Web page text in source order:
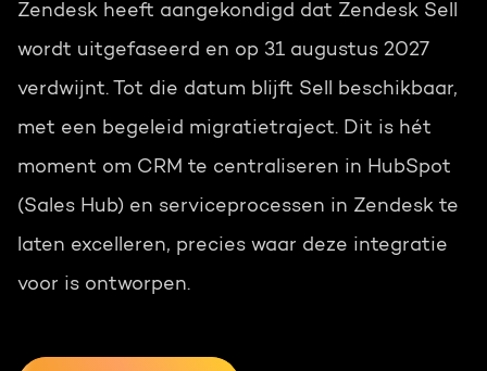
Zendesk heeft aangekondigd dat Zendesk Sell
wordt uitgefaseerd en op 31 augustus 2027
verdwijnt. Tot die datum blijft Sell beschikbaar,
met een begeleid migratietraject. Dit is hét
moment om CRM te centraliseren in HubSpot
(Sales Hub) en serviceprocessen in Zendesk te
laten excelleren, precies waar deze integratie
voor is ontworpen.